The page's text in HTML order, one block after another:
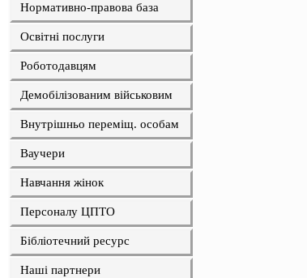
Нормативно-правова база
Освітні послуги
Роботодавцям
Демобілізованим військовим
Внутрішньо переміщ. особам
Ваучери
Навчання жінок
Персоналу ЦПТО
Бібліотечний ресурс
Наші партнери